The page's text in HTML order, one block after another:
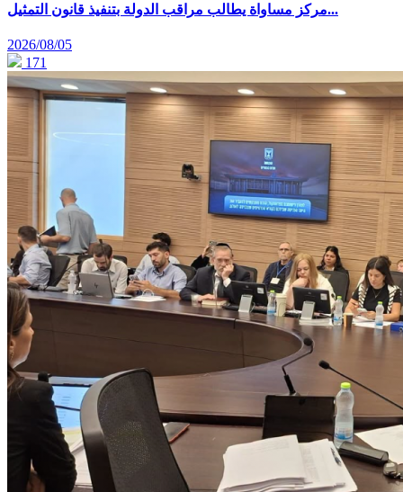
مركز مساواة يطالب مراقب الدولة بتنفيذ قانون التمثيل...
2026/08/05
171